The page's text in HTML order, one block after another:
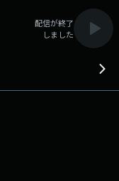
は「@FMAICHI」
配信が終了
しました